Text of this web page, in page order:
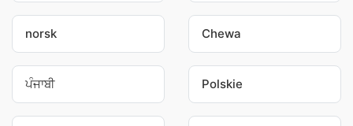
norsk Chewa
ਪੰਜਾਬੀ Polskie